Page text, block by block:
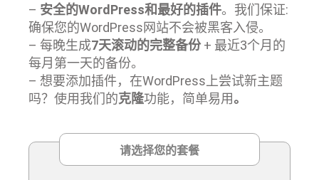
– 安全的WordPress和最好的插件。我们保证:
确保您的WordPress网站不会被黑客入侵。
– 每晚生成7天滚动的完整备份+ 最近3个月的
每月第一天的备份。
– 想要添加插件，在WordPress上尝试新主题
吗？使用我们的克隆功能，简单易用。